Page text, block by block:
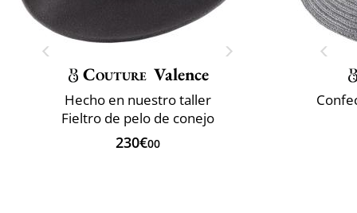
Couture Valence
Hecho en nuestro taller
Fieltro de pelo de conejo
230€00